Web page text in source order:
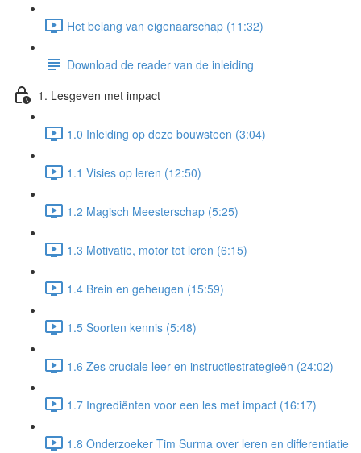
Het belang van eigenaarschap (11:32)
Download de reader van de inleiding
1. Lesgeven met impact
1.0 Inleiding op deze bouwsteen (3:04)
1.1 Visies op leren (12:50)
1.2 Magisch Meesterschap (5:25)
1.3 Motivatie, motor tot leren (6:15)
1.4 Brein en geheugen (15:59)
1.5 Soorten kennis (5:48)
1.6 Zes cruciale leer-en instructiestrategieën (24:02)
1.7 Ingrediënten voor een les met impact (16:17)
1.8 Onderzoeker Tim Surma over leren en differentiatie